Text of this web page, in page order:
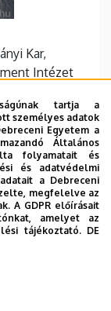
Kar,
Intézet
tartja a
személyes adatok
Egyetem a
Általános
folyamatait és
és adatvédelmi
a Debreceni
megfelelve az
A GDPR előírásait
amelyet az
tájékoztató. DE